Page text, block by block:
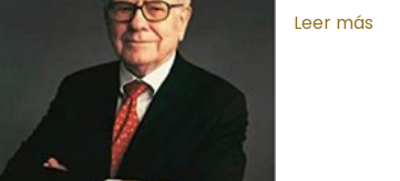
Leer más